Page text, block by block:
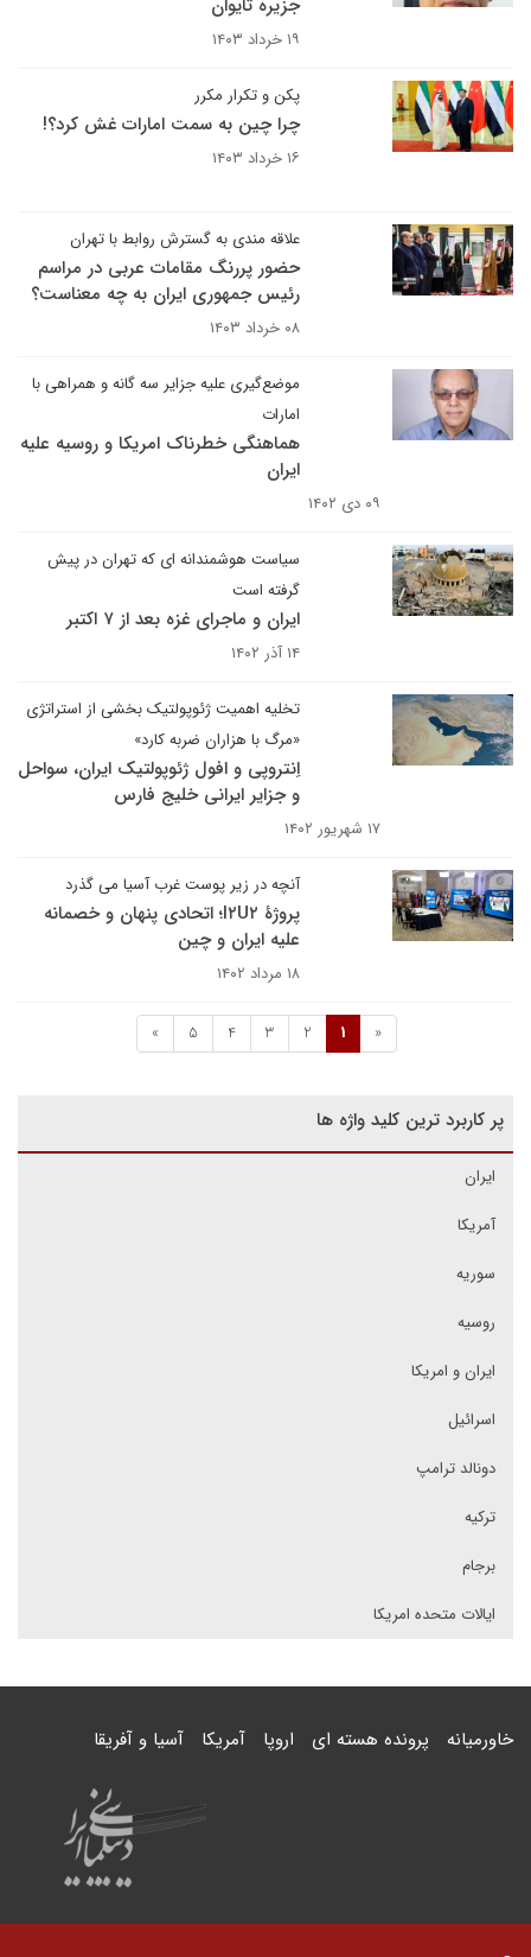
جزیره تایوان
۱۹ خرداد ۱۴۰۳
پکن و تکرار مکرر
چرا چین به سمت امارات غش کرد؟!
۱۶ خرداد ۱۴۰۳
علاقه مندی به گسترش روابط با تهران
حضور پررنگ مقامات عربی در مراسم
رئیس جمهوری ایران به چه معناست؟
۰۸ خرداد ۱۴۰۳
موضع‌گیری علیه جزایر سه گانه و همراهی با
امارات
هماهنگی خطرناک امریکا و روسیه علیه
ایران
۰۹ دی ۱۴۰۲
سیاست هوشمندانه ای که تهران در پیش
گرفته است
ایران و ماجرای غزه بعد از ۷ اکتبر
۱۴ آذر ۱۴۰۲
تخلیه اهمیت ژئوپولتیک بخشی از استراتژی
«مرگ با هزاران ضربه کارد»
اِنتروپی و افول ژئوپولتیک ایران، سواحل
و جزایر ایرانی خلیج فارس
۱۷ شهریور ۱۴۰۲
آنچه در زیر پوست غرب آسیا می گذرد
پروژۀ I۲U۲؛ اتحادی پنهان و خصمانه
علیه ایران و چین
۱۸ مرداد ۱۴۰۲
«
1
2
3
4
5
»
پر کاربرد ترین کلید واژه ها
ایران
آمریکا
سوریه
روسیه
ایران و امریکا
اسرائیل
دونالد ترامپ
ترکیه
برجام
ایالات متحده امریکا
خاورمیانه پرونده هسته ای اروپا آمریکا آسیا و آفریقا